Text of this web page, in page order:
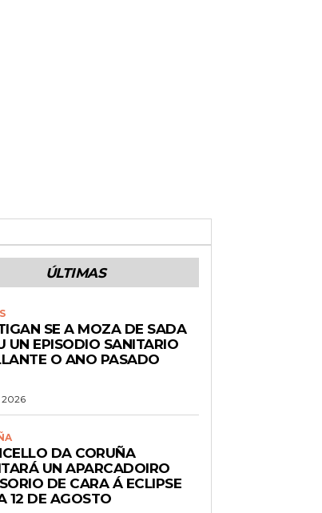
ÚLTIMAS
SE A MOZA DE SADA
UN EPISODIO SANITARIO
O ANO PASADO
2026
DA CORUÑA
UN APARCADOIRO
DE CARA Á ECLIPSE
12 DE AGOSTO